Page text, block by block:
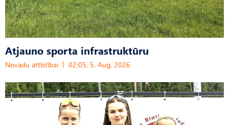
Atjauno sporta infrastruktūru
Novadu attīstībai 02:05, 5. Aug, 2026